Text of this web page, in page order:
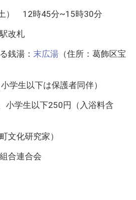
） 12時45分~15時30分
改札
銭湯： 末広湯 （住所：葛飾区宝
学生以下は保護者同伴）
小学生以下250円（入浴料含
文化研究家）
合連合会